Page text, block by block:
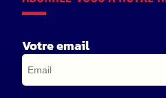
Votre email